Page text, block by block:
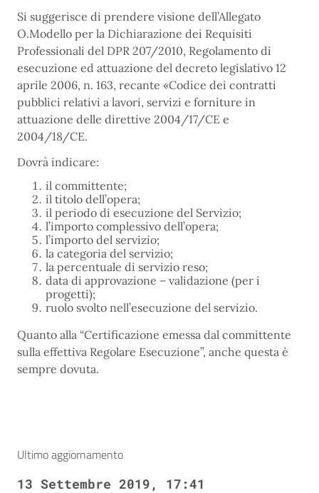
Si suggerisce di prendere visione dell’Allegato
O.Modello per la Dichiarazione dei Requisiti
Professionali del DPR 207/2010, Regolamento di
esecuzione ed attuazione del decreto legislativo 12
aprile 2006, n. 163, recante «Codice dei contratti
pubblici relativi a lavori, servizi e forniture in
attuazione delle direttive 2004/17/CE e
2004/18/CE.
Dovrà indicare:
il committente;
il titolo dell’opera;
il periodo di esecuzione del Servizio;
l’importo complessivo dell’opera;
l’importo del servizio;
la categoria del servizio;
la percentuale di servizio reso;
data di approvazione – validazione (per i
progetti);
ruolo svolto nell’esecuzione del servizio.
Quanto alla “Certificazione emessa dal committente
sulla effettiva Regolare Esecuzione”, anche questa è
sempre dovuta.
Ultimo aggiornamento
13 Settembre 2019, 17:41